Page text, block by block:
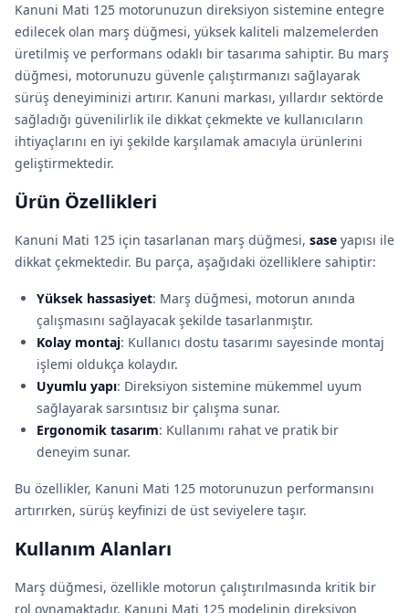
Kanuni Mati 125 motorunuzun direksiyon sistemine entegre
edilecek olan marş düğmesi, yüksek kaliteli malzemelerden
üretilmiş ve performans odaklı bir tasarıma sahiptir. Bu marş
düğmesi, motorunuzu güvenle çalıştırmanızı sağlayarak
sürüş deneyiminizi artırır. Kanuni markası, yıllardır sektörde
sağladığı güvenilirlik ile dikkat çekmekte ve kullanıcıların
ihtiyaçlarını en iyi şekilde karşılamak amacıyla ürünlerini
geliştirmektedir.
Ürün Özellikleri
Kanuni Mati 125 için tasarlanan marş düğmesi, sase yapısı ile
dikkat çekmektedir. Bu parça, aşağıdaki özelliklere sahiptir:
Yüksek hassasiyet: Marş düğmesi, motorun anında
çalışmasını sağlayacak şekilde tasarlanmıştır.
Kolay montaj: Kullanıcı dostu tasarımı sayesinde montaj
işlemi oldukça kolaydır.
Uyumlu yapı: Direksiyon sistemine mükemmel uyum
sağlayarak sarsıntısız bir çalışma sunar.
Ergonomik tasarım: Kullanımı rahat ve pratik bir
deneyim sunar.
Bu özellikler, Kanuni Mati 125 motorunuzun performansını
artırırken, sürüş keyfinizi de üst seviyelere taşır.
Kullanım Alanları
Marş düğmesi, özellikle motorun çalıştırılmasında kritik bir
rol oynamaktadır. Kanuni Mati 125 modelinin direksiyon